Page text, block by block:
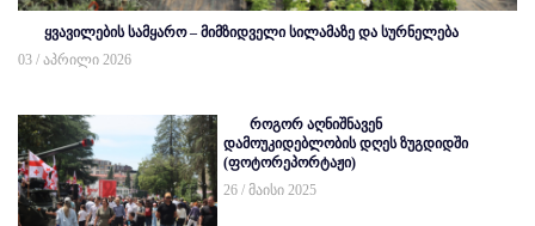
ყვავილების სამყარო – მიმზიდველი სილამაზე და სურნელება
03 / აპრილი 2026
როგორ აღნიშნავენ
დამოუკიდებლობის დღეს ზუგდიდში
(ფოტორეპორტაჟი)
26 / მაისი 2025